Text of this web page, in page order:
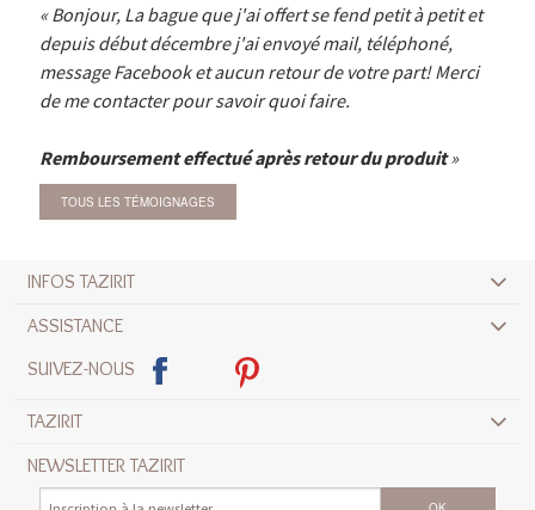
Bonjour, La bague que j'ai offert se fend petit à petit et
depuis début décembre j'ai envoyé mail, téléphoné,
message Facebook et aucun retour de votre part! Merci
de me contacter pour savoir quoi faire.
Remboursement effectué après retour du produit
TOUS LES TÉMOIGNAGES
INFOS TAZIRIT
ASSISTANCE
SUIVEZ-NOUS
TAZIRIT
NEWSLETTER TAZIRIT